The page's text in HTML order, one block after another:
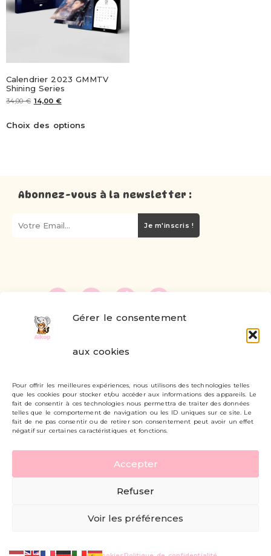
Gérer le consentement
aux cookies
Pour offrir les meilleures expériences, nous utilisons des technologies telles
que les cookies pour stocker et/ou accéder aux informations des appareils. Le
fait de consentir à ces technologies nous permettra de traiter des données
telles que le comportement de navigation ou les ID uniques sur ce site. Le
fait de ne pas consentir ou de retirer son consentement peut avoir un effet
négatif sur certaines caractéristiques et fonctions.
Accepter
Refuser
Voir les préférences
Calendrier 2023 GMMTV
Shining Series
34,00€ 14,00 €
Choix des options
Abonnez-vous à la newsletter :
Je m'inscris !
Livraisons et retours
Mon compte
Carte cadeau
Politique de confidentialité
Mentions légales - CGV
© AIKOP 2026, tous droits réservés.